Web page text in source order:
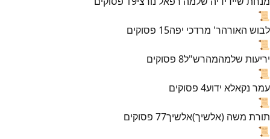
📜
לבוש האורהר' מרדכי יפה15 פסוקים
📜
יריעות שלמהמהרש"ל8 פסוקים
📜
עמר נקאלא ידוע4 פסוקים
📜
תורת משה (אלשיך)אלשיך77 פסוקים
📜